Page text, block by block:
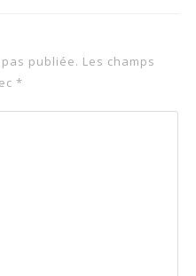
publiée. Les champs
*